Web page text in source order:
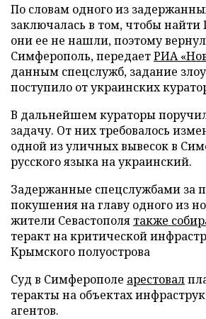
По словам одного из
заключалась в том, чтобы
они ее не нашли, поэтому
Симферополь, передаетРИА
данным спецслужб, задание
поступило от украинских
В дальнейшем кураторы
задачу. От них требовалось
одной из уличных вывесок в
русского языка на украинский.
Задержанные спецслужбами за
покушения на главу одного из
жители Севастополя также
теракт на критической
Крымского полуострова
Суд в Симферополе арестовал
теракты на объектах
агентов.